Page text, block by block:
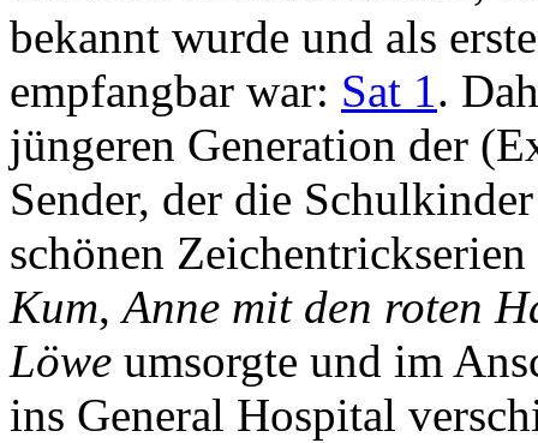
bekannt wurde und als
empfangbar war: Sat 1.
jüngeren Generation der
Sender, der die
schönen
Kum,Anne mit den roten
Löwe umsorgte und im
ins General Hospital